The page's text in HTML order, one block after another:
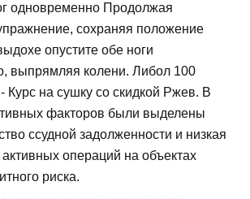
одновременно Продолжая
сохраняя положение
опустите обе ноги
выпрямляя колени. Либол 100
Курс на сушку со скидкой Ржев. В
факторов были выделены
ссудной задолженности и низкая
операций на объектах
риска.